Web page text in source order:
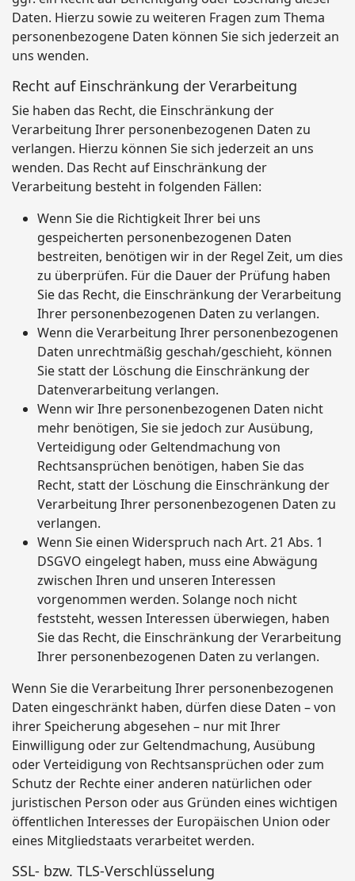
Daten. Hierzu sowie zu weiteren Fragen zum Thema
personenbezogene Daten können Sie sich jederzeit an
uns wenden.
Recht auf Einschränkung der Verarbeitung
Sie haben das Recht, die Einschränkung der
Verarbeitung Ihrer personenbezogenen Daten zu
verlangen. Hierzu können Sie sich jederzeit an uns
wenden. Das Recht auf Einschränkung der
Verarbeitung besteht in folgenden Fällen:
Wenn Sie die Richtigkeit Ihrer bei uns
gespeicherten personenbezogenen Daten
bestreiten, benötigen wir in der Regel Zeit, um dies
zu überprüfen. Für die Dauer der Prüfung haben
Sie das Recht, die Einschränkung der Verarbeitung
Ihrer personenbezogenen Daten zu verlangen.
Wenn die Verarbeitung Ihrer personenbezogenen
Daten unrechtmäßig geschah/geschieht, können
Sie statt der Löschung die Einschränkung der
Datenverarbeitung verlangen.
Wenn wir Ihre personenbezogenen Daten nicht
mehr benötigen, Sie sie jedoch zur Ausübung,
Verteidigung oder Geltendmachung von
Rechtsansprüchen benötigen, haben Sie das
Recht, statt der Löschung die Einschränkung der
Verarbeitung Ihrer personenbezogenen Daten zu
verlangen.
Wenn Sie einen Widerspruch nach Art. 21 Abs. 1
DSGVO eingelegt haben, muss eine Abwägung
zwischen Ihren und unseren Interessen
vorgenommen werden. Solange noch nicht
feststeht, wessen Interessen überwiegen, haben
Sie das Recht, die Einschränkung der Verarbeitung
Ihrer personenbezogenen Daten zu verlangen.
Wenn Sie die Verarbeitung Ihrer personenbezogenen
Daten eingeschränkt haben, dürfen diese Daten – von
ihrer Speicherung abgesehen – nur mit Ihrer
Einwilligung oder zur Geltendmachung, Ausübung
oder Verteidigung von Rechtsansprüchen oder zum
Schutz der Rechte einer anderen natürlichen oder
juristischen Person oder aus Gründen eines wichtigen
öffentlichen Interesses der Europäischen Union oder
eines Mitgliedstaats verarbeitet werden.
SSL- bzw. TLS-Verschlüsselung